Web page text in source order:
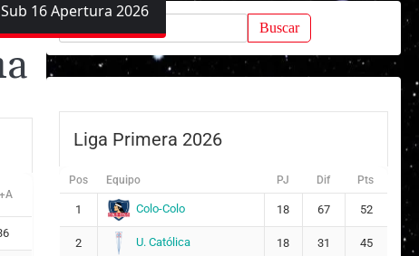
Sub 16 Apertura 2026
Buscar:
Liga Primera 2026
Pos Equipo PJ Dif Pts
1 Colo-Colo 18 67 52
2 U. Católica 18 31 45